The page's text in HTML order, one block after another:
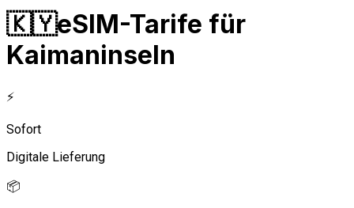
🇰🇾eSIM-Tarife für
Kaimaninseln
⚡
Sofort
Digitale Lieferung
📦